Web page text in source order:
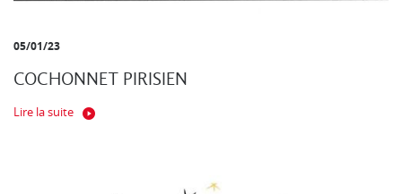
05/01/23
COCHONNET PIRISIEN
Lire la suite